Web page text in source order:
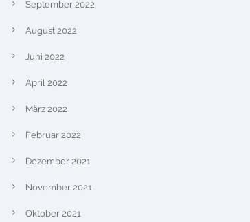
September 2022
August 2022
Juni 2022
April 2022
März 2022
Februar 2022
Dezember 2021
November 2021
Oktober 2021